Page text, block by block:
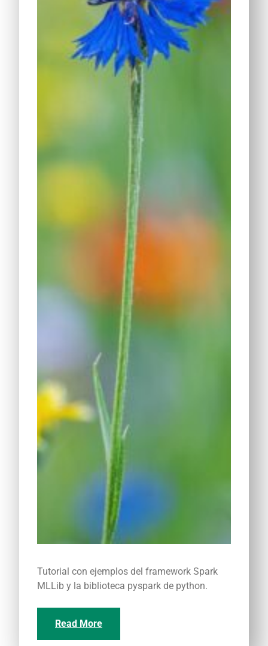
Tutorial con ejemplos del framework Spark
MLLib y la biblioteca pyspark de python.
Read More